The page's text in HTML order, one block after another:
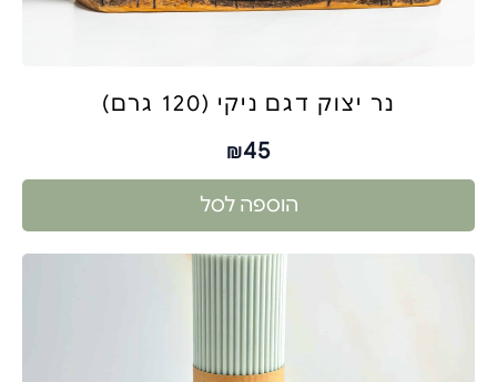
נר יצוק דגם ניקי (120 גרם)
₪45
הוספה לסל